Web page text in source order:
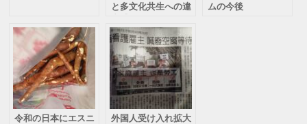
と多文化共生への違
ムの今後
令和の日本にエスニ
外国人受け入れ拡大